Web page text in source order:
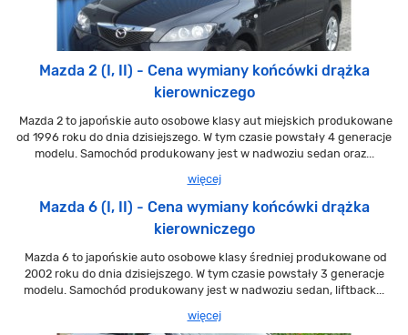
Mazda 2 (I, II) - Cena wymiany końcówki drążka
kierowniczego
Mazda 2 to japońskie auto osobowe klasy aut miejskich produkowane
od 1996 roku do dnia dzisiejszego. W tym czasie powstały 4 generacje
modelu. Samochód produkowany jest w nadwoziu sedan oraz...
więcej
Mazda 6 (I, II) - Cena wymiany końcówki drążka
kierowniczego
Mazda 6 to japońskie auto osobowe klasy średniej produkowane od
2002 roku do dnia dzisiejszego. W tym czasie powstały 3 generacje
modelu. Samochód produkowany jest w nadwoziu sedan, liftback...
więcej